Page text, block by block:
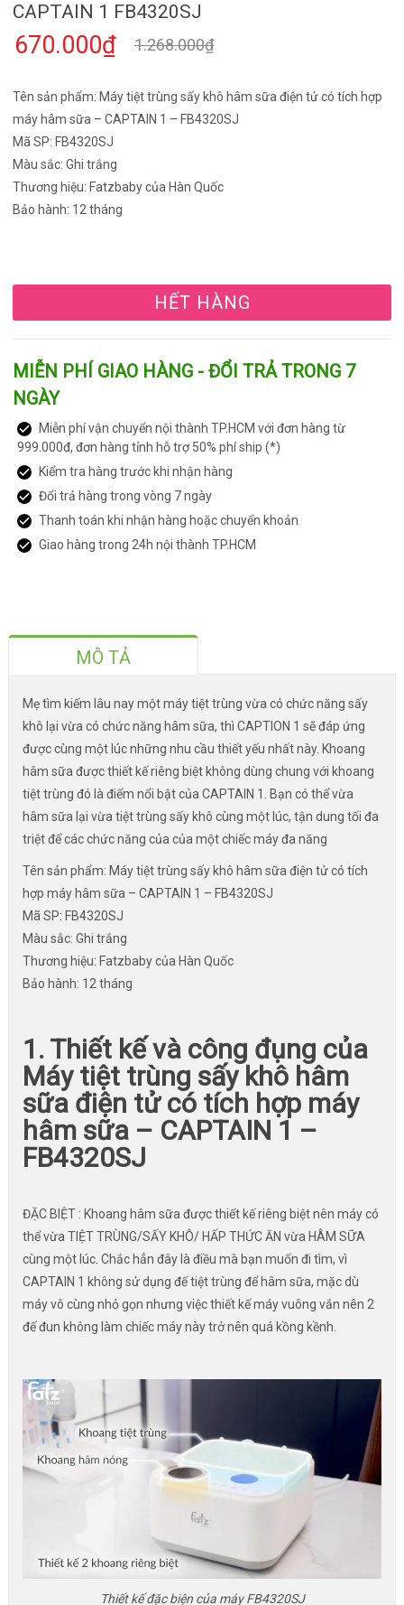
CAPTAIN 1 FB4320SJ
670.000₫ 1.268.000₫
Tên sản phẩm: Máy tiệt trùng sấy khô hâm sữa điện tử có tích hợp
máy hâm sữa – CAPTAIN 1 – FB4320SJ
Mã SP: FB4320SJ
Màu sắc: Ghi trắng
Thương hiệu: Fatzbaby của Hàn Quốc
Bảo hành: 12 tháng
HẾT HÀNG
MIỄN PHÍ GIAO HÀNG - ĐỔI TRẢ TRONG 7
NGÀY
Miễn phí vận chuyển nội thành TP.HCM với đơn hàng từ
999.000đ, đơn hàng tỉnh hỗ trợ 50% phí ship (*)
Kiểm tra hàng trước khi nhận hàng
Đổi trả hàng trong vòng 7 ngày
Thanh toán khi nhận hàng hoặc chuyển khoản
Giao hàng trong 24h nội thành TP.HCM
MÔ TẢ
Mẹ tìm kiếm lâu nay một máy tiệt trùng vừa có chức năng sấy
khô lại vừa có chức năng hâm sữa, thì CAPTION 1 sẽ đáp ứng
được cùng một lúc những nhu cầu thiết yếu nhất này. Khoang
hâm sữa được thiết kế riêng biệt không dùng chung với khoang
tiệt trùng đó là điểm nổi bật của CAPTAIN 1. Bạn có thể vừa
hâm sữa lại vừa tiệt trùng sấy khô cùng một lúc, tận dung tối đa
triệt để các chức năng của của một chiếc máy đa năng
Tên sản phẩm: Máy tiệt trùng sấy khô hâm sữa điện tử có tích
hợp máy hâm sữa – CAPTAIN 1 – FB4320SJ
Mã SP: FB4320SJ
Màu sắc: Ghi trắng
Thương hiệu: Fatzbaby của Hàn Quốc
Bảo hành: 12 tháng
1. Thiết kế và công đụng của
Máy tiệt trùng sấy khô hâm
sữa điện tử có tích hợp máy
hâm sữa – CAPTAIN 1 –
FB4320SJ
ĐẶC BIỆT : Khoang hâm sữa được thiết kế riêng biệt nên máy có
thể vừa TIỆT TRÙNG/SẤY KHÔ/ HẤP THỨC ĂN vừa HÂM SỮA
cùng một lúc. Chắc hẳn đây là điều mà bạn muốn đi tìm, vì
CAPTAIN 1 không sử dụng đế tiệt trùng để hâm sữa, mặc dù
máy vô cùng nhỏ gọn nhưng việc thiết kế máy vuông vắn nên 2
đế đun không làm chiếc máy này trở nên quá kồng kềnh.
Thiết kế đặc biện của máy FB4320SJ